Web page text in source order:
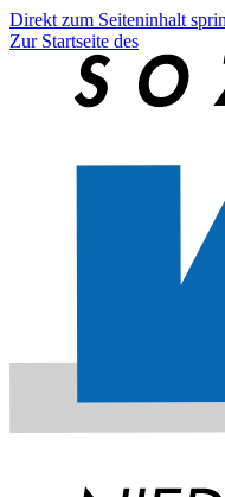
Direkt zum Seiteninhalt
Zur Startseite des